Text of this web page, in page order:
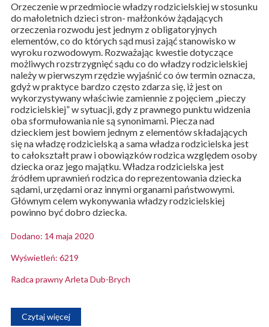
Orzeczenie w przedmiocie władzy rodzicielskiej w stosunku
do małoletnich dzieci stron- małżonków żądających
orzeczenia rozwodu jest jednym z obligatoryjnych
elementów, co do których sąd musi zająć stanowisko w
wyroku rozwodowym. Rozważając kwestie dotyczące
możliwych rozstrzygnięć sądu co do władzy rodzicielskiej
należy w pierwszym rzędzie wyjaśnić co ów termin oznacza,
gdyż w praktyce bardzo często zdarza się, iż jest on
wykorzystywany właściwie zamiennie z pojęciem „pieczy
rodzicielskiej” w sytuacji, gdy z prawnego punktu widzenia
oba sformułowania nie są synonimami. Piecza nad
dzieckiem jest bowiem jednym z elementów składających
się na władzę rodzicielską a sama władza rodzicielska jest
to całokształt praw i obowiązków rodzica względem osoby
dziecka oraz jego majątku. Władza rodzicielska jest
źródłem uprawnień rodzica do reprezentowania dziecka
sądami, urzędami oraz innymi organami państwowymi.
Głównym celem wykonywania władzy rodzicielskiej
powinno być dobro dziecka.
Dodano: 14 maja 2020
Wyświetleń: 6219
Radca prawny Arleta Dub-Brych
Czytaj więcej